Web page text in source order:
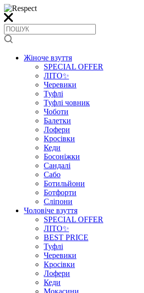
Жіноче взуття
SPECIAL OFFER
ЛІТО✨
Черевики
Туфлі
Туфлі човник
Чоботи
Балетки
Лофери
Кросівки
Кеди
Босоніжки
Сандалі
Сабо
Ботильйони
Ботфорти
Сліпони
Чоловіче взуття
SPECIAL OFFER
ЛІТО✨
BEST PRICE
Туфлі
Черевики
Кросівки
Лофери
Кеди
Мокасини